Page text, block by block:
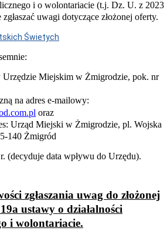
i o wolontariacie (t.j. Dz. U. z 2023
uwagi dotyczące złożonej oferty.
Świetych
Urzędzie Miejskim w Żmigrodzie, pok. nr
na adres e-mailowy:
oraz
Urząd Miejski w Żmigrodzie, pl. Wojska
140 Żmigród
(decyduje data wpływu do Urzędu).
zgłaszania uwag do złożonej
ustawy o działalności
i wolontariacie.